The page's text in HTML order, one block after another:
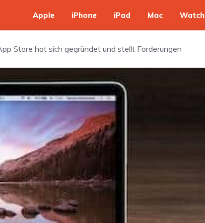
Apple iPhone iPad Mac Watch
Store hat sich gegründet und stellt Forderungen